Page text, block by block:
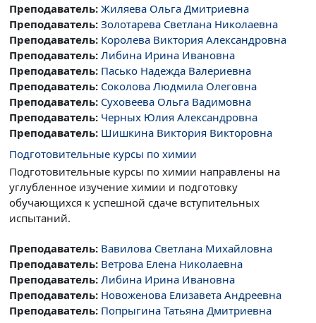
Преподаватель: Жиляева Ольга Дмитриевна
Преподаватель: Золотарева Светлана Николаевна
Преподаватель: Королева Виктория Александровна
Преподаватель: Либина Ирина Ивановна
Преподаватель: Пасько Надежда Валериевна
Преподаватель: Соколова Людмила Олеговна
Преподаватель: Суховеева Ольга Вадимовна
Преподаватель: Черных Юлия Александровна
Преподаватель: Шишкина Виктория Викторовна
Подготовительные курсы по химии
Подготовительные курсы по химии направлены на
углубленное изучение химии и подготовку
обучающихся к успешной сдаче вступительных
испытаний.
Преподаватель: Вавилова Светлана Михайловна
Преподаватель: Ветрова Елена Николаевна
Преподаватель: Либина Ирина Ивановна
Преподаватель: Новоженова Елизавета Андреевна
Преподаватель: Попрыгина Татьяна Дмитриевна